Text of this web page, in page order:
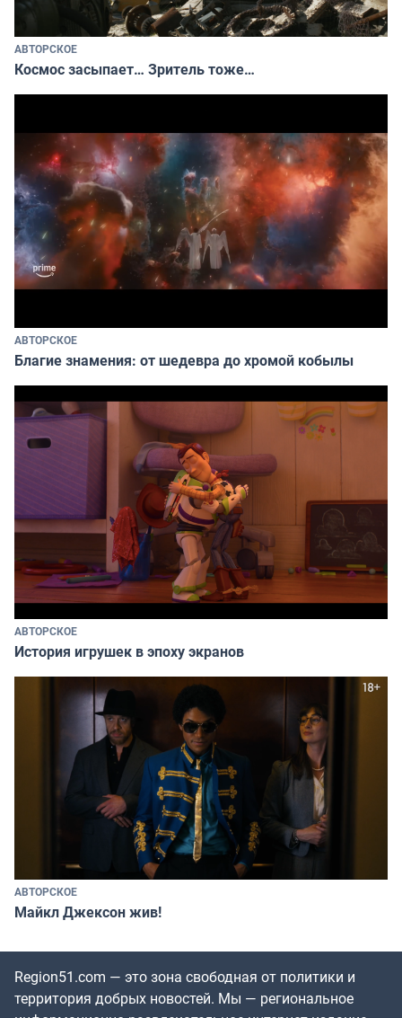
АВТОРСКОЕ
Космос засыпает… Зритель тоже…
АВТОРСКОЕ
Благие знамения: от шедевра до хромой кобылы
АВТОРСКОЕ
История игрушек в эпоху экранов
АВТОРСКОЕ
Майкл Джексон жив!
Region51.com — это зона свободная от политики и
территория добрых новостей. Мы — региональное